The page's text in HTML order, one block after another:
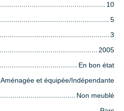
10
5
3
2005
En bon état
Aménagée et équipée/Indépendante
Non meublé